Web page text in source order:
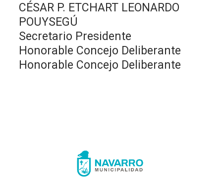
CÉSAR P. ETCHART LEONARDO
POUYSEGÚ
Secretario Presidente
Honorable Concejo Deliberante
Honorable Concejo Deliberante